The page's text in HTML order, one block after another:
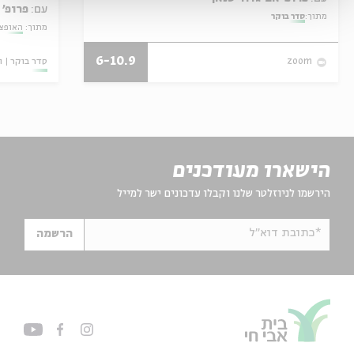
מתוך:סדר בוקר
zoom
6-10.9
עם: פרופ'
מתוך:
סדר בוקר
הישארו מעודכנים
הירשמו לניוזלטר שלנו וקבלו עדכונים ישר למייל
*כתובת דוא"ל הרשמה